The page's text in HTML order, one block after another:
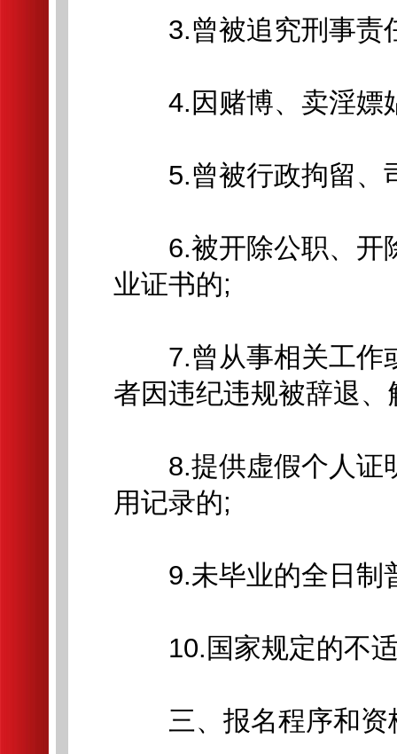
3.曾被追究刑事责
4.因赌博、卖淫嫖
5.曾被行政拘留、
6.被开除公职、开
业证书的;
7.曾从事相关工作
者因违纪违规被辞退、
8.提供虚假个人证
用记录的;
9.未毕业的全日制
10.国家规定的不适
三、报名程序和资